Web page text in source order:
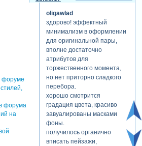
oligawlad
здорово! эффектный
минимализм в оформлении
для оригинальной пары,
вполне достаточно
атрибутов для
торжественного момента,
но нет приторно сладкого
перебора.
хорошо смотрится
градация цвета, красиво
завуалированы масками
фоны.
получилось органично
вписать пейзажи,